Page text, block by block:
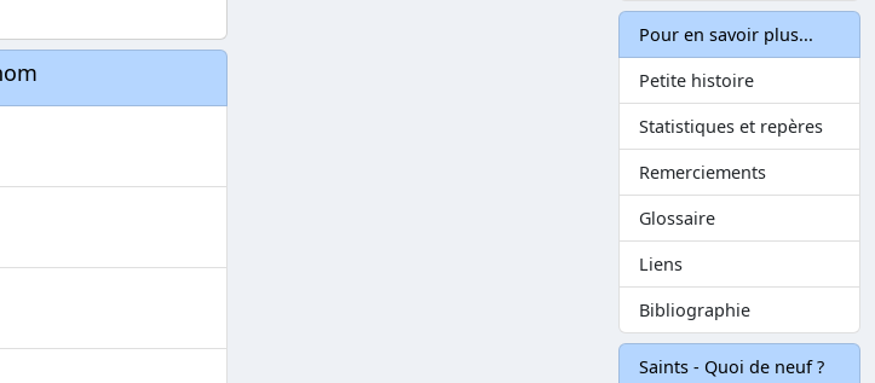
Pour en savoir plus...
Petite histoire
Statistiques et repères
Remerciements
Glossaire
Liens
Bibliographie
Saints - Quoi de neuf ?